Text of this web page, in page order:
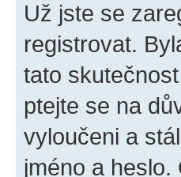
Už jste se
registrovat.
tato
ptejte se na
vyloučeni a
jméno a